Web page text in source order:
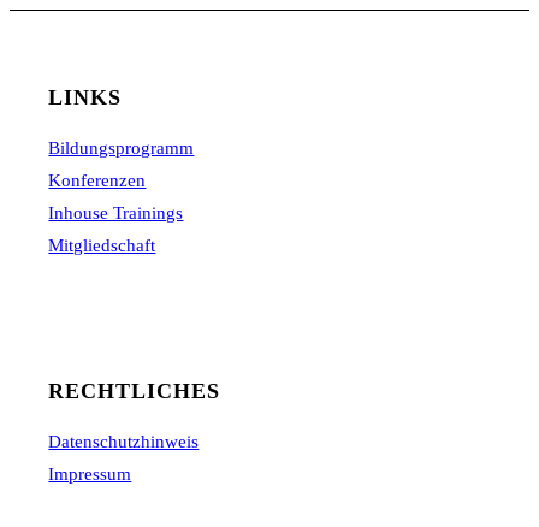
LINKS
Bildungsprogramm
Konferenzen
Inhouse Trainings
Mitgliedschaft
RECHTLICHES
Datenschutzhinweis
Impressum